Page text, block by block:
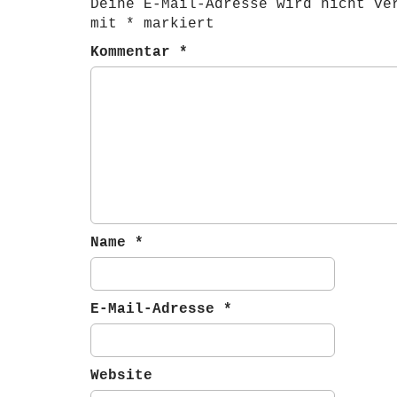
n
a
v
n
Deine E-Mail-Adresse wird nicht
mit
*
markiert
Kommentar *
Name *
E-Mail-Adresse *
Website